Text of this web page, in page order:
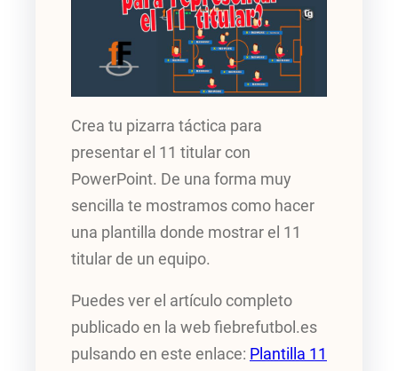
Crea tu pizarra táctica para
presentar el 11 titular con
PowerPoint. De una forma muy
sencilla te mostramos como hacer
una plantilla donde mostrar el 11
titular de un equipo.
Puedes ver el artículo completo
publicado en la web fiebrefutbol.es
pulsando en este enlace: Plantilla 11